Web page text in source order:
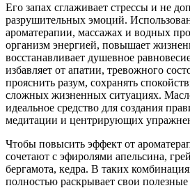
Его запах сглаживает стрессы и не
разрушительных эмоций.
ароматерапии, массажах и водных
организм энергией, повышает
восстанавливает душевное
избавляет от апатии, тревожного
прояснить разум, сохранять
сложных жизненных ситуациях.
идеальное средство для создания
медитации и центрирующих
Чтобы повысить эффект от
сочетают с эфиролями апельсина,
бергамота, кедра. В таких
полностью раскрывает свои полезные